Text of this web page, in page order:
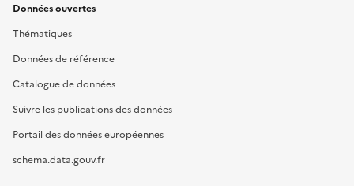
Données ouvertes
Thématiques
Données de référence
Catalogue de données
Suivre les publications des données
Portail des données européennes
schema.data.gouv.fr